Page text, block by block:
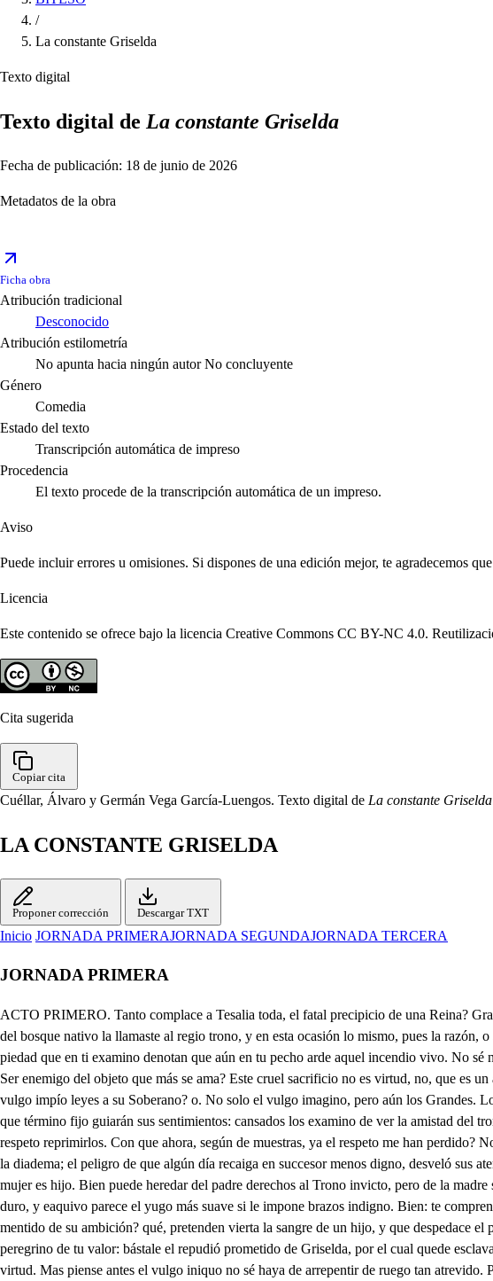
/
La constante Griselda
Texto digital
Texto digital de La constante Griselda
Fecha de publicación: 18 de junio de 2026
Metadatos de la obra
Ficha obra
Atribución tradicional
Desconocido
Atribución estilometría
No apunta hacia ningún autor No concluyente
Género
Comedia
Estado del texto
Transcripción automática de impreso
Procedencia
El texto procede de la transcripción automática de un impreso.
Aviso
Puede incluir errores u omisiones. Si dispones de una edición mejor, te agradecemos
Licencia
Este contenido se ofrece bajo la licencia Creative Commons CC BY-NC 4.0.
Cita sugerida
Copiar cita
Cuéllar, Álvaro y Germán Vega García-Luengos. Texto digital de La constante Griselda
LA CONSTANTE GRISELDA
Proponer corrección Descargar TXT
Inicio JORNADA PRIMERAJORNADA SEGUNDAJORNADA TERCERA
JORNADA PRIMERA
ACTO PRIMERO. Tanto complace a Tesalia toda, el fatal precipicio de una Reina? Gran Señor, debería tu peligro hacerte más cauto: El nombre de Reina, que has producido mal correspondo a Criselda, cuando del bosque nativo la llamaste al regio trono, y en esta ocasión lo mismo, pues la razón, o su estrella la humillan a su principio, volviendo a ser Ciudadana de los prados, y los riscos. Ay, Señor, estas reliquias de piedad que en ti examino denotan que aún en tu pecho arde aquel incendio vivo. No sé negarlo: pasar de un tierno afecto rendido a indiferencia, o desdén, es muy difícil camino. Y como se puede odiar sin razón? Ser enemigo del objeto que más se ama? Este cruel sacrificio no es virtud, no, que es un acto de ingratitud muy indigno. Te justisica bastante todo el Pueblo commovido de Tesalia. Y, y que ha se atreve a imponer el vulgo impío leyes a su Soberano? o. No solo el vulgo imagino, pero aún los Grandes. Los Grandes también son vasallos míos. Sí; más fuertes, poderosos, resueltos, y vengativos. Amenazan tal vez? . Yo no sé a que término fijo guiarán sus sentimientos: cansados los examino de ver la amistad del trono con su infamia poscido de una mujer vil, y oscura. Y porque hasta hoy sumisos callaron? Porque hastá hoy pudo tu respeto reprimirlos. Con que ahora, según de muestras, ya el respeto me han perdido? No gran Señor: tus vasallos te aman leales, y finos, y están prontos a verter su sangre por tu servicio. Solo el celo del honor de la diadema; el peligro de que algún día recaiga en succesor menos digno, desveló sus atenciones. altivo Le falta a ese pueblo suecesor que los gobierne? Everardo es hijo mío. Sí Señor, mas juntamente de humilde mujer es hijo. Bien puede heredar del padre derechos al Trono invicto, pero de la madre siempre conservará oscurecido nacimiento: tu bien sabes la sangre que en tus ministros, y en tus grandes se atesora, y cuanto duro, y eaquivo parece el yugo más suave si le impone brazos indigno. Bien: te comprendo: desean un Rey cruel? yo te afirmo que lo seré a mi pesar. No les basta el sacrificio que de mi primera hija hice al Ídolo mentido de su ambición? qué, pretenden vierta la sangre de un hijo, y que despedace el pecho siempre leal, siempre fino de una tierna esposa? . Nunca Señor, fue en su designio: no pretende la Tesalia examen tan peregrino de tu valor: bástale el repudió prometido de Griselda, por el cual quede esclava del dominio, y al derecho del Real Trono inhábil su propio hijo. Así será: verán presto donde llega de mi altivo corazón la virtud. Mas piense antes el vulgo iniquo no sé haya de arrepentir de ruego tan atrevido. Pero (perdona Señor que furor intempestivo agita, tu heroico pecho? no demostraste benigno dar tu asenso a este repudió? tú, Señor, has elegido la nueva esposa que aguardas. Hoy es el día propicio que debe llegar Oronta; y podrá tardar sucintos instantes: así recives su hermosura? Bien has dicho: vendrá Oronta: la paz solo de ella espera el Reino mío, y la logrará: Criselda condúzcase a aqueste sitio; lleguen los nobles: y todo ese Pueblo reunido presencie el grande acto: hoy quiero dar leyes a mi albedrío, sojuzgar una pasión, y vencerme yo a mí mismo. Voy Señor a ejecutar tus ordenes: ya vecinos al regio salón se advierten los Grandes, y los Ministros. Vendrá Griselda, y el Pueblo prontamente: al cielo rindo gra gracias de que tu razón venza en ti el afecto antiguo. Ya florece mi esperanza venturosa: si consigo el repudio de Grisalda, también lograré su echizo. Gonocerá esta soberbia gente, verá este malquisto Pueblo cual sea la nueva esposa que yo he fingido elegir: o cuán estraño será a sus ojos impíos el feliz descubrimiento de este arcano! En tanto, invieto corazón, arma tu esfuerzo de constancia, y de desvíos, y cautolando el enojo que involuntario reprimo, venga al crisol la virtud que en Griselda siempre admiro. Ya llegan estos aleves vasallos: el trono altivo dé a mi autoridad realce, y rubor a sus delitos. Estiende ahora la vista: ve ese Este, oh, Pueblo es el día en que recive de vosotros la ley, quien